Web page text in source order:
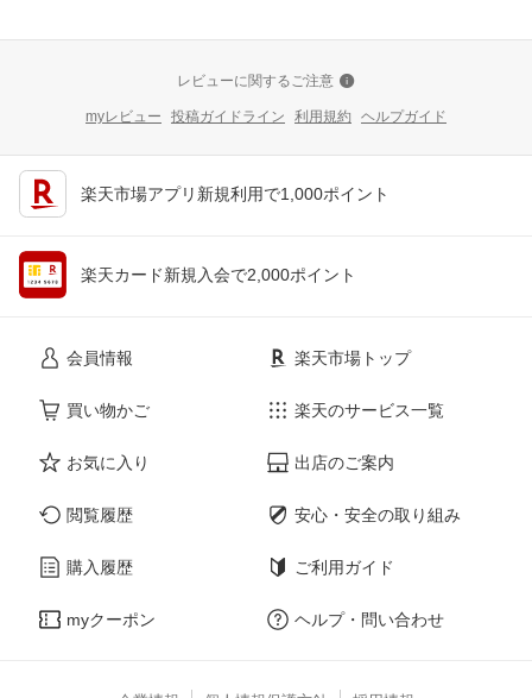
レビューに関するご注意
myレビュー 投稿ガイドライン 利用規約 ヘルプガイド
楽天市場アプリ新規利用で1,000ポイント
楽天カード新規入会で2,000ポイント
会員情報
買い物かご
お気に入り
閲覧履歴
購入履歴
myクーポン
楽天市場トップ
楽天のサービス一覧
出店のご案内
安心・安全の取り組み
ご利用ガイド
ヘルプ・問い合わせ